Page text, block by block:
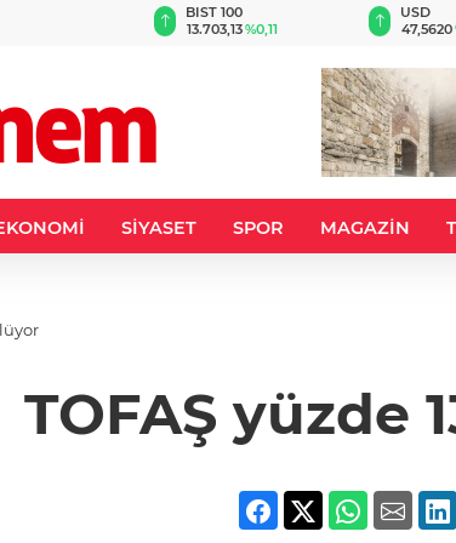
BIST 100
13.703,13%0,11
USD
47,5620
SİYASET SPOR MAGAZİN
TOFAŞ yüzde